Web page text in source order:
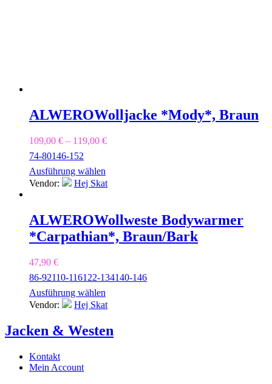
ALWEROWolljacke *Mody*, Braun
109,00 € – 119,00 €
74-80146-152
Ausführung wählen
Vendor:
Hej Skat
ALWEROWollweste Bodywarmer
*Carpathian*, Braun/Bark
47,90 €
86-92110-116122-134140-146
Ausführung wählen
Vendor:
Hej Skat
Jacken & Westen
Kontakt
Mein Account